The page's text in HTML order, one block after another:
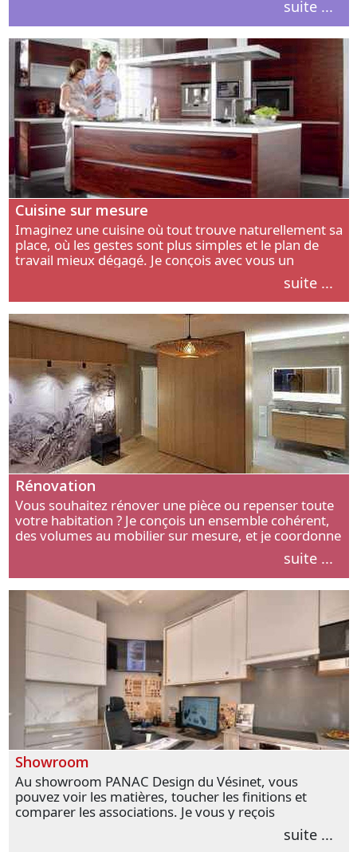
suite ...
Cuisine sur mesure
Imaginez une cuisine où tout trouve naturellement sa
place, où les gestes sont plus simples et le plan de
travail mieux dégagé. Je conçois avec vous un
aménagement adapté à votre manière de cuisiner, de
suite ...
Rénovation
Vous souhaitez rénover une pièce ou repenser toute
votre habitation ? Je conçois un ensemble cohérent,
des volumes au mobilier sur mesure, et je coordonne
suite ...
Showroom
Au showroom PANAC Design du Vésinet, vous
pouvez voir les matières, toucher les finitions et
comparer les associations. Je vous y reçois
personnellement pour parler de votre projet et
transformer vos premières idées en choix plussuite ...